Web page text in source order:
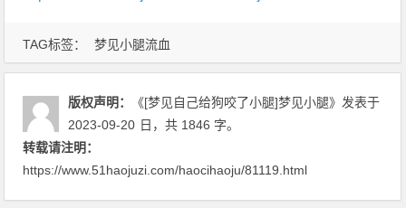
TAG标签： 梦见小腿流血
版权声明： 《[梦见自己给狗咬了小腿]梦见小腿》 发表于
2023-09-20 日 ，共 1846 字。
转载请注明：
https://www.51haojuzi.com/haocihaoju/81119.html